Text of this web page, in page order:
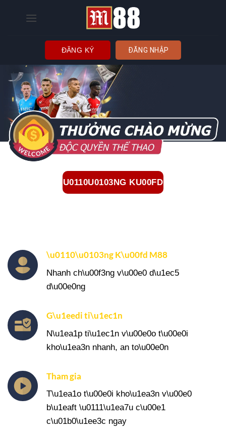
ĐĂNG KÝ ĐĂNG NHẬP
U0110U0103NG KU00FD
\u0110\u0103ng K\u00fd M88
Nhanh ch\u00f3ng v\u00e0 d\u1ec5
d\u00e0ng
G\u1eedi ti\u1ec1n
N\u1ea1p ti\u1ec1n v\u00e0o t\u00e0i
kho\u1ea3n nhanh, an to\u00e0n
Tham gia
T\u1ea1o t\u00e0i kho\u1ea3n v\u00e0
b\u1eaft \u0111\u1ea7u c\u00e1
c\u01b0\u1ee3c ngay